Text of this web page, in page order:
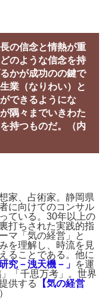
の信念と情熱が重
のような信念を持
かが成功のの鍵で
業（なりわい）と
できるようにな
隅々までいきわた
持つものだ。（内
家、占術家。静岡県
に向けてのコンサル
ている。30年以上の
打ちされた実践的指
マ「気の経営」と
を理解し、時流を見
ることである。他に
究－洩天機－」 を運
「千思万考」。世界
供する
【気の経営